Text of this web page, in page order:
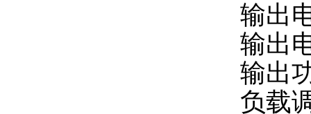
输出
输出
输出
负载